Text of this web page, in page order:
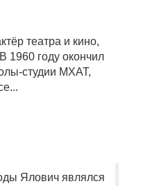
театра и кино,
1960 году окончил
студии МХАТ,
Ялович являлся